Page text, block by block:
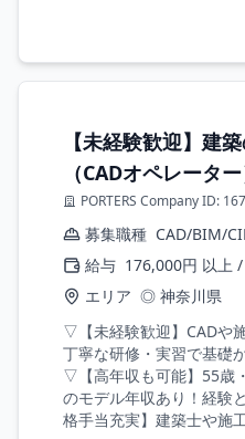
【未経験歓迎】建
（CADオペレーター
PORTERS Company ID:
募集職種 CAD/BIM/
給与 176,000円 以上 /
エリア ◎ 神奈川県
▽【未経験歓迎】CADや
丁寧な研修・実習で基礎
▽【高年収も可能】55歳
のモデル年収あり！経験
格手当充実】建築士や施